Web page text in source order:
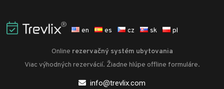
en es cz sk pl
Online rezervačný systém ubytovania
Viac výhodných rezervácií. Žiadne hlúpe offline formuláre.
info@trevlix.com